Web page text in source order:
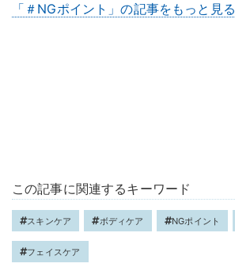
「＃NGポイント」の記事をもっと見る
この記事に関連するキーワード
スキンケア ボディケア NGポイント
フェイスケア